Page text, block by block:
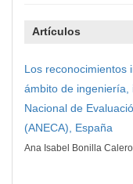
Artículos
Los reconocimientos
ámbito de ingeniería,
Nacional de
(ANECA), España
Ana Isabel Bonilla Calero